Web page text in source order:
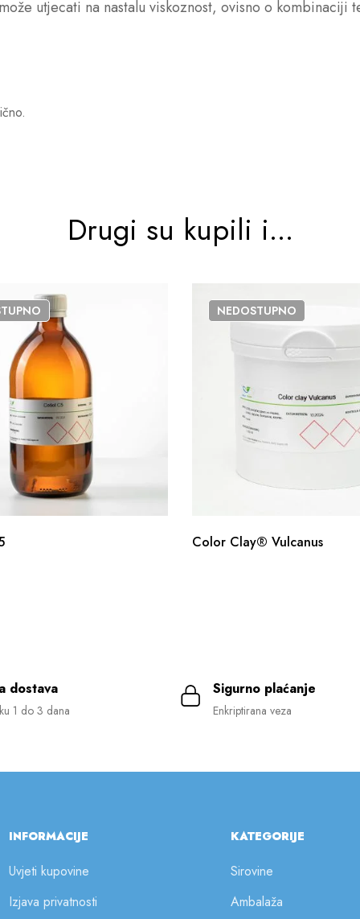
utjecati na nastalu viskoznost, ovisno o kombinaciji
Drugi su kupili i...
NEDOSTUPNO
Color Clay® Vulcanus
dostava
1 do 3 dana
Sigurno plaćanje
Enkriptirana veza
INFORMACIJE
Uvjeti kupovine
Izjava privatnosti
KATEGORIJE
Sirovine
Ambalaža